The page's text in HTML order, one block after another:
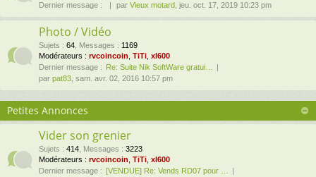
Dernier message :
par Vieux motard , jeu. oct. 17, 2019 10:23 pm
Photo / Vidéo
Sujets : 64 Messages : 1169
Modérateurs : rvcoincoin TiTi xl600
Dernier message :
Re: Suite Nik SoftWare gratui…
par pat83 , sam. avr. 02, 2016 10:57 pm
Petites Annonces
Vider son grenier
Sujets : 414 Messages : 3223
Modérateurs : rvcoincoin TiTi xl600
Dernier message : [VENDUE] Re: Vends RD07 pour …